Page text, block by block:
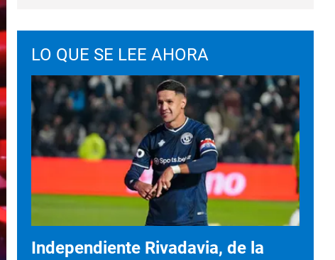
LO QUE SE LEE AHORA
Independiente Rivadavia, de la